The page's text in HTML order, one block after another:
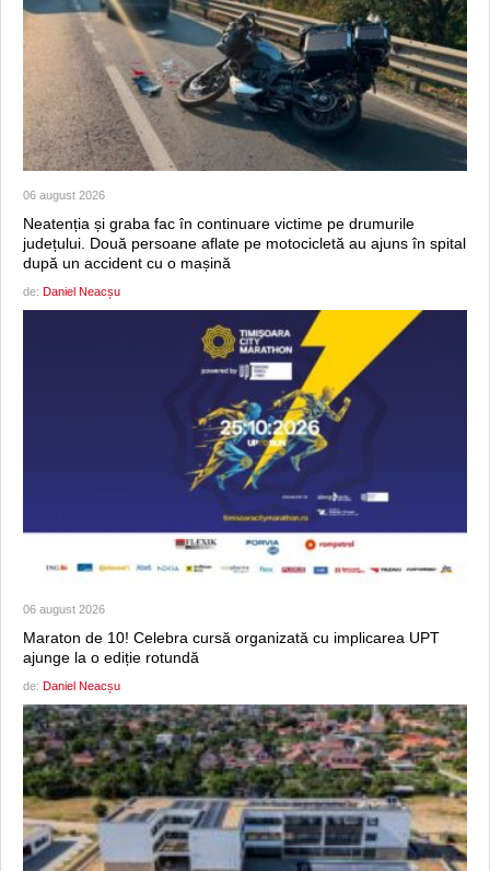
06 august 2026
Neatenția și graba fac în continuare victime pe drumurile
județului. Două persoane aflate pe motocicletă au ajuns în spital
după un accident cu o mașină
de: Daniel Neacșu
06 august 2026
Maraton de 10! Celebra cursă organizată cu implicarea UPT
ajunge la o ediție rotundă
de: Daniel Neacșu